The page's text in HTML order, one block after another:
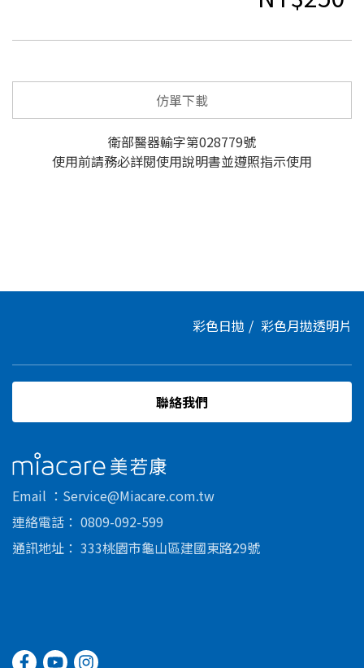
仿單下載
衛部醫器輸字第028779號
使用前請務必詳閱使用說明書並遵照指示使用
彩色日拋 彩色月拋透明片
美若康
Email
Service@Miacare.com.tw
連絡電話
0809-092-599
通訊地址
333桃園市龜山區建國東路29號
聯絡我們